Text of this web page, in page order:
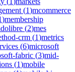
(1)mcommerce
)membership
(2)mes
crm (1)metrics
(6)microsoft
fabric (3)mid-
(1)mobile